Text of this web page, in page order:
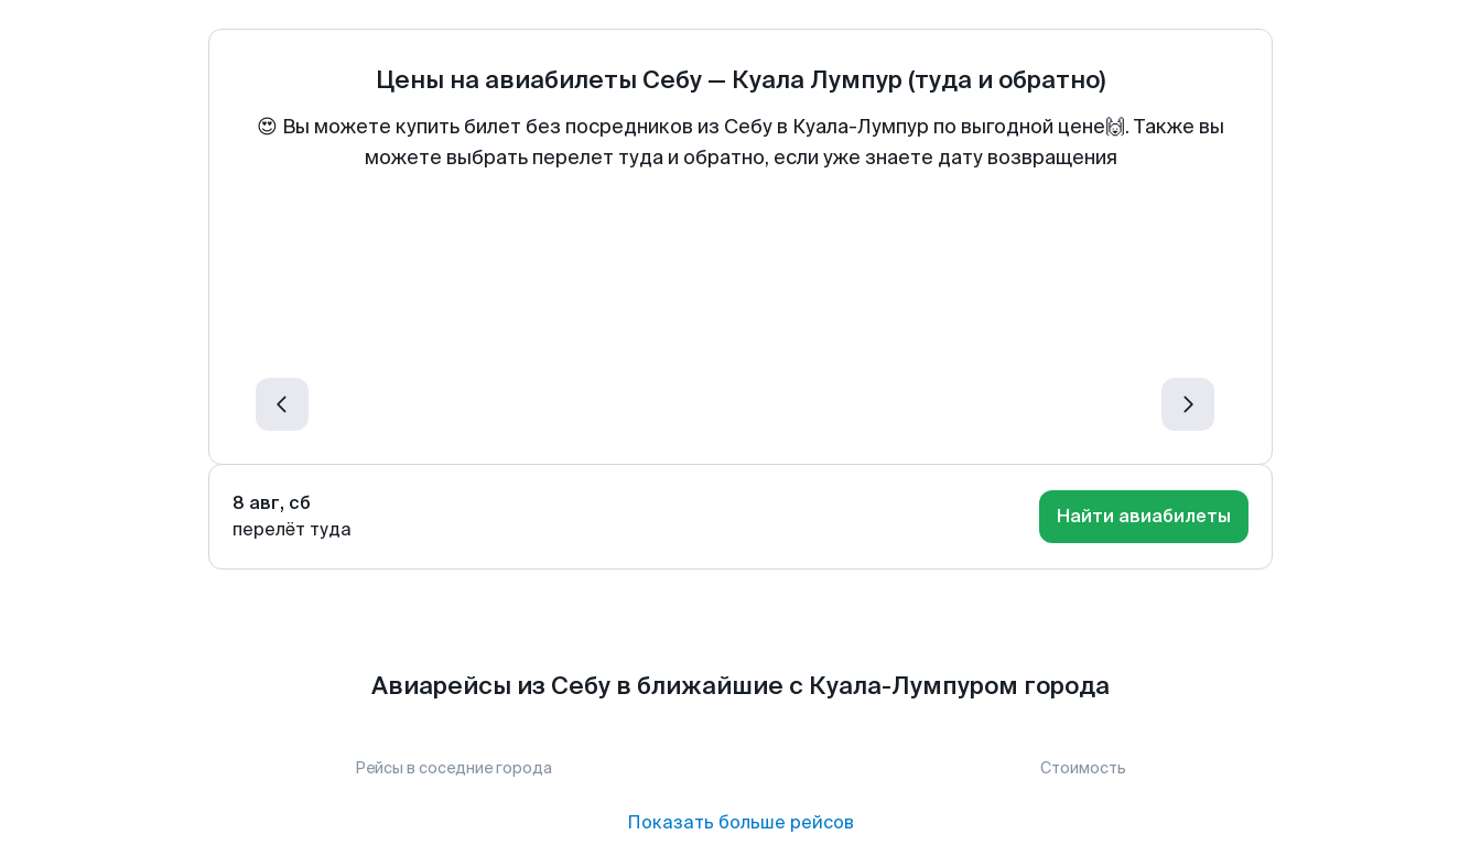
Цены на авиабилеты Себу — Куала Лумпур (туда и обратно)
😍 Вы можете купить билет без посредников из Себу в Куала-Лумпур по выгодной цене🙌. Также вы
можете выбрать перелет туда и обратно, если уже знаете дату возвращения
8 авг, сб
перелёт туда
Найти авиабилеты
Авиарейсы из Себу в ближайшие с Куала-Лумпуром города
Рейсы в соседние города Стоимость
Показать больше рейсов